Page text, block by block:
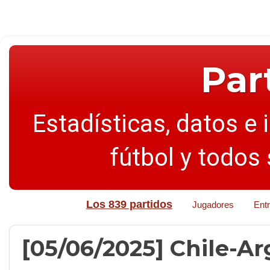
Estadísticas, datos e
fútbol y todos
Los 839 partidos Jugadores
[05/06/2025] Chile-